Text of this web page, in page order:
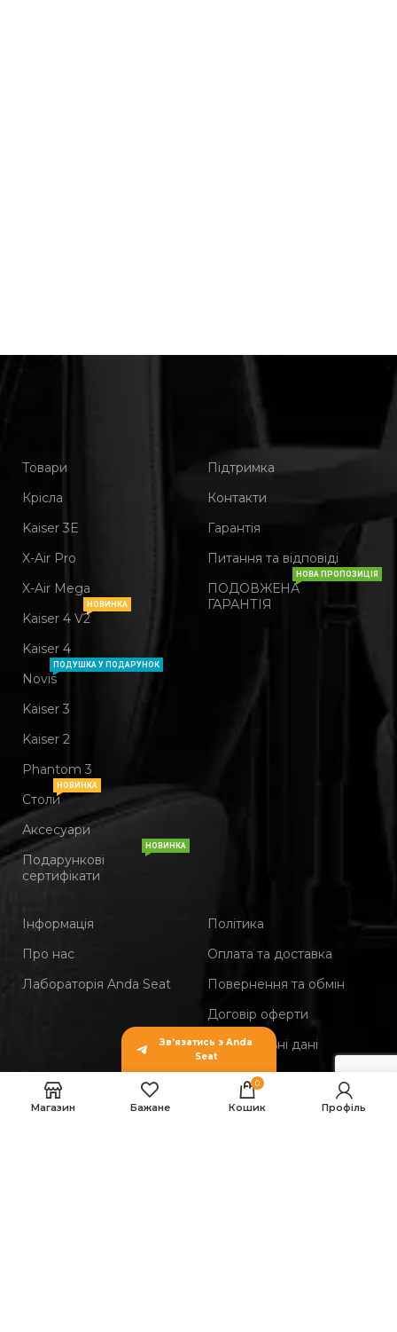
Товари
Крісла
Kaiser 3Е
X-Air Pro
X-Air Mega
Kaiser 4 V2
НОВИНКА
Kaiser 4
Novis
ПОДУШКА У ПОДАРУНОК
Kaiser 3
Kaiser 2
Phantom 3
Столи
НОВИНКА
Аксесуари
Подарункові
сертифікати
НОВИНКА
Підтримка
Контакти
Гарантія
Питання та відповіді
ПОДОВЖЕНА
ГАРАНТІЯ
НОВА ПРОПОЗИЦІЯ
Інформація
Про нас
Лабораторія Anda Seat
Політика
Оплата та доставка
Повернення та обмін
Договір оферти
Персональні дані
Контакти
Зв’язатись з Anda
Seat
Магазин Бажане
0
Кошик Профіль